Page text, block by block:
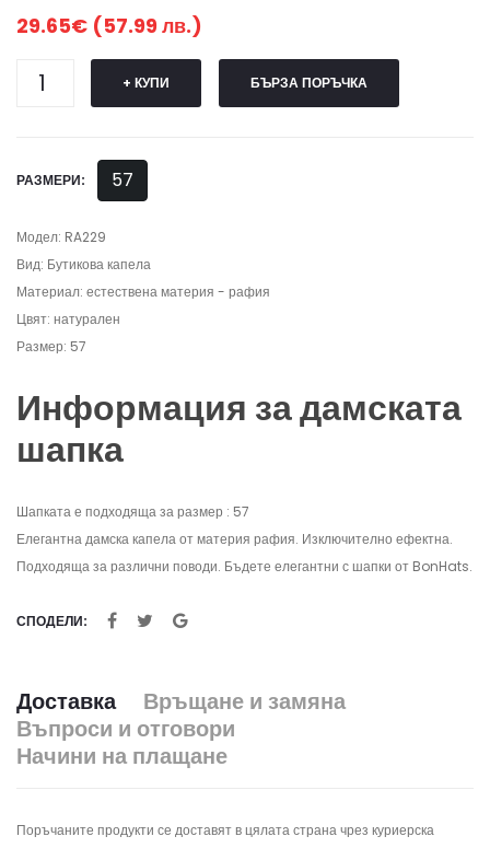
29.65€ (57.99 лв.)
+ КУПИ БЪРЗА ПОРЪЧКА
РАЗМЕРИ: 57
Модел: RA229
Вид: Бутикова капела
Материал: естествена материя - рафия
Цвят: натурален
Размер: 57
Информация за дамската
шапка
Шапката е подходяща за размер : 57
Елегантна дамска капела от материя рафия. Изключително ефектна.
Подходяща за различни поводи. Бъдете елегантни с шапки от BonHats.
СПОДЕЛИ:
Доставка
Връщане и замяна
Въпроси и отговори
Начини на плащане
Поръчаните продукти се доставят в цялата страна чрез куриерска